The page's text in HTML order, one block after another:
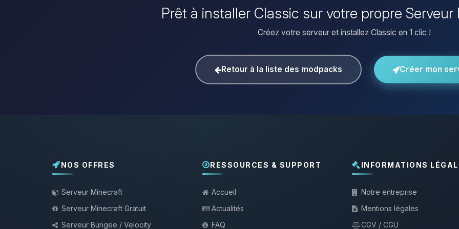
Prêt à installer Classic sur votre propre Serveur
Créez votre serveur et installez Classic en 1 clic !
Retour à la liste des modpacks Créer mon
NOS OFFRES
Serveur Minecraft
Serveur Minecraft Gratuit
Serveur Bungee / Velocity
RESSOURCES & SUPPORT
Accueil
Actualités
FAQ
INFORMATIONS
Notre entreprise
Mentions légales
CGV / CGU